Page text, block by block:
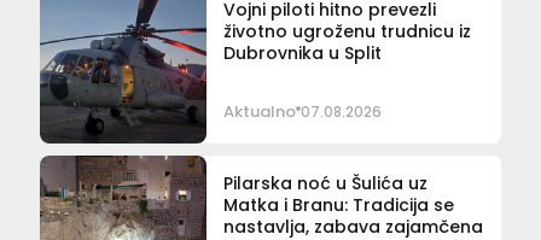
Vojni piloti hitno prevezli
životno ugroženu trudnicu iz
Dubrovnika u Split
Aktualno 07.08.2026
Pilarska noć u Šulića uz
Matka i Branu: Tradicija se
nastavlja, zabava zajamčena